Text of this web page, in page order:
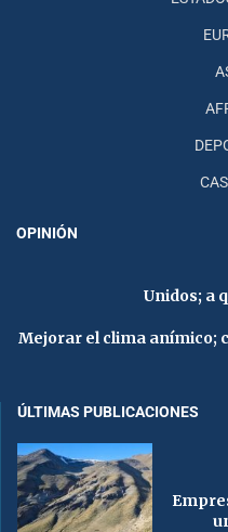
OPINIÓN
Unidos; a
Mejorar el clima anímico;
ÚLTIMAS PUBLICACIONES